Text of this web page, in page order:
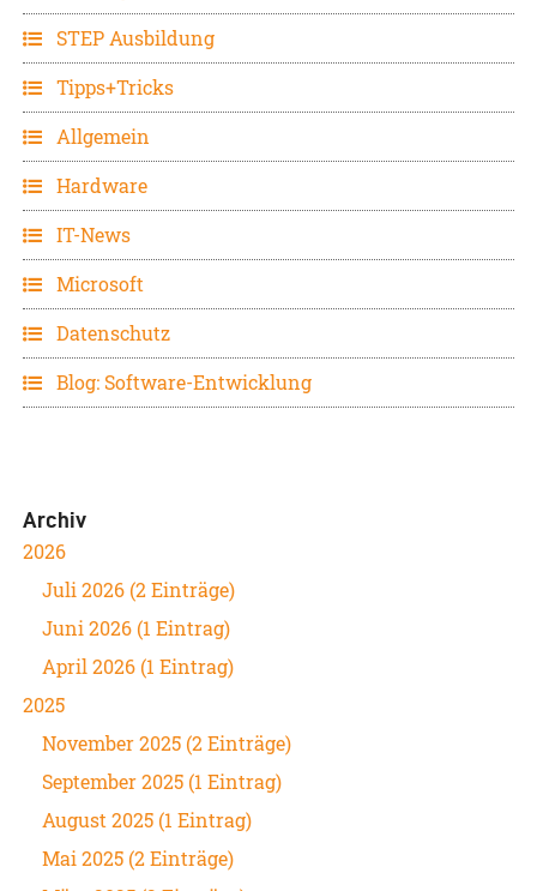
STEP Ausbildung
Tipps+Tricks
Allgemein
Hardware
IT-News
Microsoft
Datenschutz
Blog: Software-Entwicklung
Archiv
2026
Juli 2026 (2 Einträge)
Juni 2026 (1 Eintrag)
April 2026 (1 Eintrag)
2025
November 2025 (2 Einträge)
September 2025 (1 Eintrag)
August 2025 (1 Eintrag)
Mai 2025 (2 Einträge)